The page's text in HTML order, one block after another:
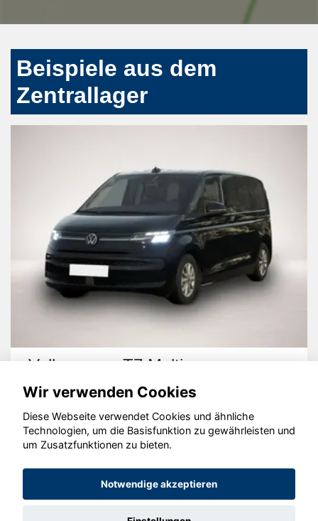
Beispiele aus dem
Zentrallager
Volkswagen T7 Multivan
© konjunkturmotor.de GmbH 2020 - 2026
Wir verwenden Cookies
Diese Webseite verwendet Cookies und ähnliche
Technologien, um die Basisfunktion zu gewährleisten und
um Zusatzfunktionen zu bieten.
Notwendige akzeptieren